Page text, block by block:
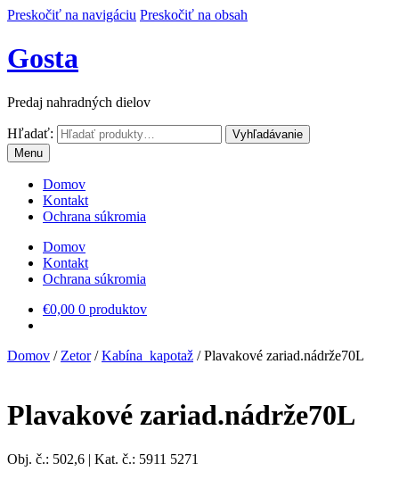
Preskočiť na navigáciu Preskočiť na obsah
Gosta
Predaj nahradných dielov
Hľadať:
Vyhľadávanie
Menu
Domov
Kontakt
Ochrana súkromia
Domov
Kontakt
Ochrana súkromia
€0,00 0 produktov
Domov / Zetor/Kabína_kapotaž /Plavakové zariad.nádrže70L
Plavakové zariad.nádrže70L
Obj. č.: 502,6 | Kat. č.: 5911 5271